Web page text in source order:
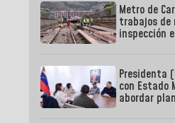
Metro de
trabajos
inspección
Presidenta
con Estado
abordar